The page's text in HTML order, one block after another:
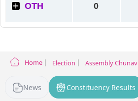
Home Election Assembly Chunav
News Constituency Results